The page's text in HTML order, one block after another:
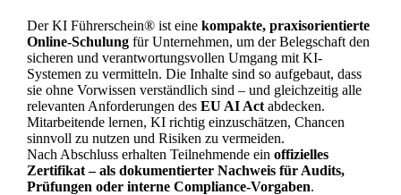
Der KI Führerschein® ist einekompakte, praxisorientierte
Online-Schulung für Unternehmen, um der Belegschaft den
sicheren und verantwortungsvollen Umgang mit KI-
Systemen zu vermitteln. Die Inhalte sind so aufgebaut, dass
sie ohne Vorwissen verständlich sind – und gleichzeitig alle
relevanten Anforderungen desEU AI Act abdecken.
Mitarbeitende lernen, KI richtig einzuschätzen, Chancen
sinnvoll zu nutzen und Risiken zu vermeiden.
Nach Abschluss erhalten Teilnehmende einoffizielles
Zertifikat – als dokumentierter Nachweis für Audits,
Prüfungen oder interne Compliance-Vorgaben.